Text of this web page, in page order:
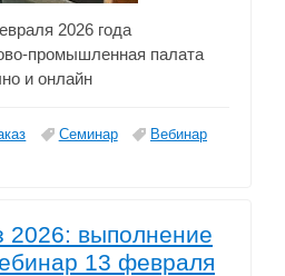
2026 года
промышленная палата
и онлайн
Семинар
Вебинар
2026: выполнение
13 февраля